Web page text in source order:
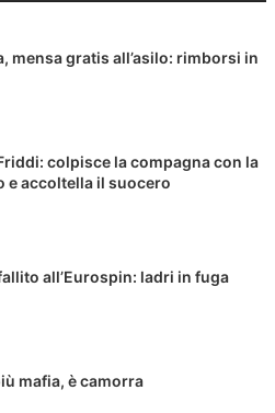
mensa gratis all’asilo: rimborsi in
colpisce la compagna con la
e accoltella il suocero
all’Eurospin: ladri in fuga
mafia, è camorra